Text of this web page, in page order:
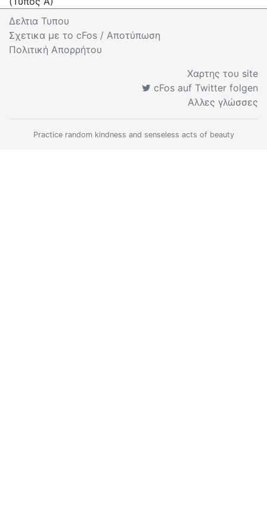
Δελτια Τυπου
Σχετικα με το cFos / Αποτύπωση
Πολιτική Απορρήτου
Χαρτης του site
cFos auf Twitter folgen
Αλλες γλώσσες
Practice random kindness and senseless acts of beauty